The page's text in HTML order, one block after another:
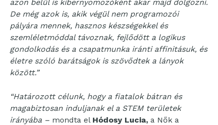
azon belül is kibernyomozóként akar majd dolgozni.
De még azok is, akik végül nem programozói
pályára mennek, hasznos készségekkel és
szemléletmóddal távoznak, fejlődött a logikus
gondolkodás és a csapatmunka iránti affinitásuk, és
életre szóló barátságok is szövődtek a lányok
között.”
“Határozott célunk, hogy a fiatalok bátran és
magabiztosan induljanak el a STEM területek
irányába – mondta el Hódosy Lucia, a Nők a